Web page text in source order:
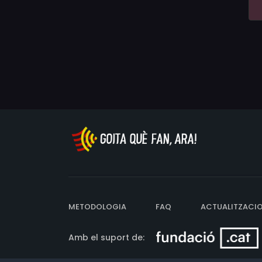
METODOLOGIA FAQ
Amb el suport de: